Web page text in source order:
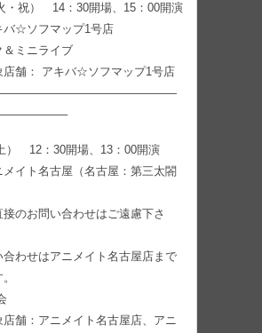
・祝） 14：30開場、15：00開演
バ☆ソフマップ1号店
＆ミニライブ
店舗： アキバ☆ソフマップ1号店
） 12：30開場、13：00開演
メイト名古屋（名古屋：第三太閤
のお問い合わせはご遠慮下さ
合わせはアニメイト名古屋店まで
舗：アニメイト名古屋店、アニ